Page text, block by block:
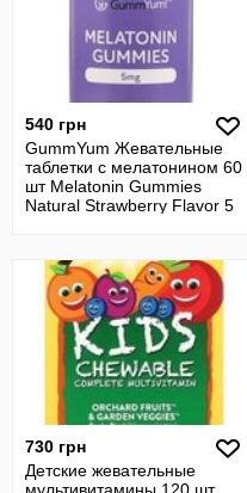
540 грн
GummYum Жевательные
таблетки с мелатонином 60
шт Melatonin Gummies
Natural Strawberry Flavor 5
730 грн
Детские жевательные